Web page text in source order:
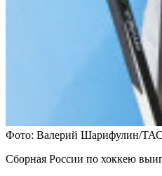
Фото: Валерий Шарифулин/
Сборная России по хоккею